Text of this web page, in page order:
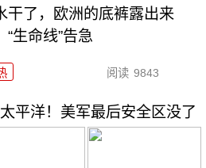
干了，欧洲的底裤露出来
“生命线”告急
阅读 9843
平洋！美军最后安全区没了